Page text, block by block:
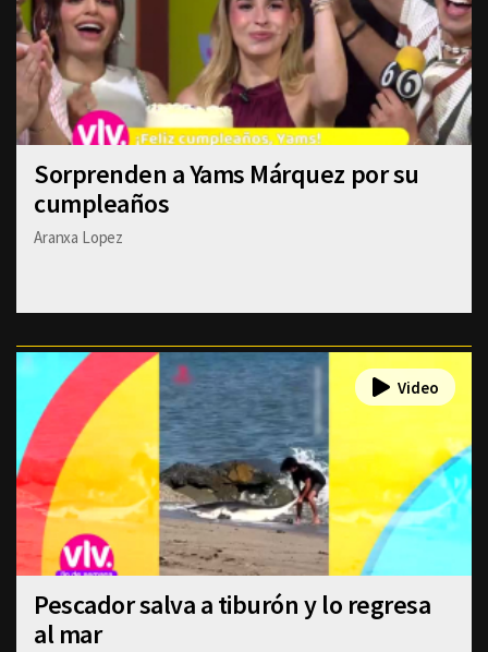
Sorprenden a Yams Márquez por su
cumpleaños
Aranxa Lopez
Pescador salva a tiburón y lo regresa
al mar